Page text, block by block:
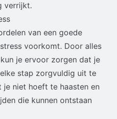
verrijkt.
van een goede
voorkomt. Door alles
je ervoor zorgen dat je
stap zorgvuldig uit te
niet hoeft te haasten en
die kunnen ontstaan